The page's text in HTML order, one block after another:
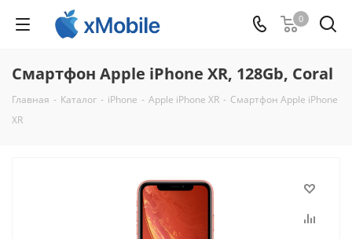
0
Смартфон Apple iPhone XR, 128Gb, Coral
Главная - Каталог - iPhone - Apple iPhone XR - Смартфон Apple iPhone
XR